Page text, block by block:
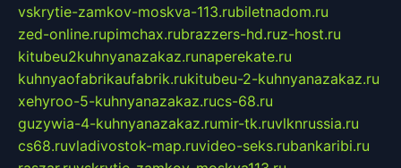
vskrytie-zamkov-moskva-113.rubiletnadom.ru
zed-online.rupimchax.rubrazzers-hd.ruz-host.ru
kitubeu2kuhnyanazakaz.runaperekate.ru
kuhnyaofabrikaufabrik.rukitubeu-2-kuhnyanazakaz.ru
xehyroo-5-kuhnyanazakaz.rucs-68.ru
guzywia-4-kuhnyanazakaz.rumir-tk.ruvlknrussia.ru
cs68.ruvladivostok-map.ruvideo-seks.rubankaribi.ru